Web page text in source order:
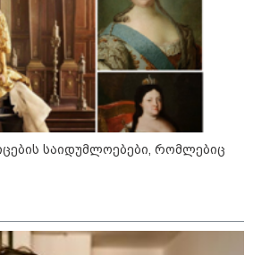
10:17 / 09-08-2026
რუსებმა ხარკოვს და ოდესას
დაარტყეს, არიან დაღუპულები
და დაშავებულები - რა
ინფორმაციას ავრცელებს
ხარკოვის მერი?
10:02 / 09-08-2026
მაინც ამერიკას უყენებს
მოთხოვნებს?" - ჯო უილსონი
საიდუმლოებები, რომლებიც